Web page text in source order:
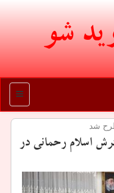
شو
منو
شد
اسلام رحمانی در